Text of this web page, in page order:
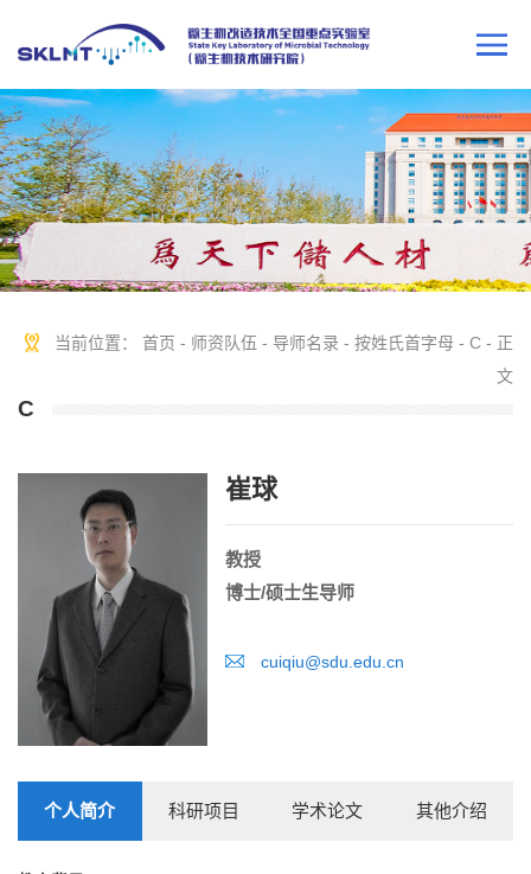
当前位置： 首页 - 师资队伍 - 导师名录 - 按姓氏首字母 - C - 正
文
C
崔球
教授
博士/硕士生导师
cuiqiu@sdu.edu.cn
个人简介 科研项目 学术论文 其他介绍